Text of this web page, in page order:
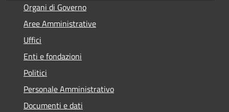
Organi di Governo
Aree Amministrative
Uffici
Enti e fondazioni
Politici
Personale Amministrativo
Documenti e dati